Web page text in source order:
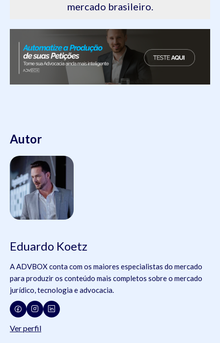
mercado brasileiro.
Autor
Eduardo Koetz
A ADVBOX conta com os maiores especialistas do mercado
para produzir os conteúdo mais completos sobre o mercado
jurídico, tecnologia e advocacia.
Ver perfil